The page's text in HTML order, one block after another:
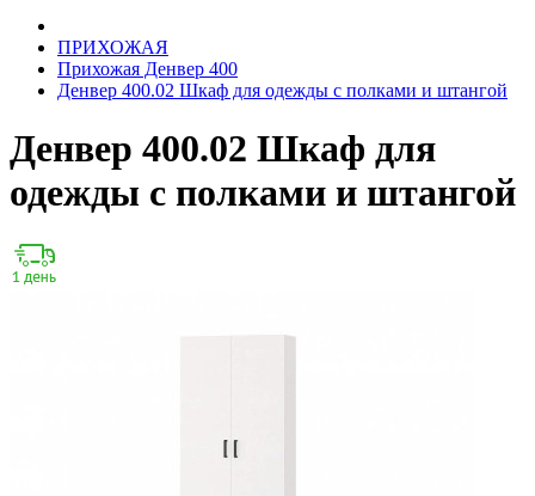
ПРИХОЖАЯ
Прихожая Денвер 400
Денвер 400.02 Шкаф для одежды с полками и штангой
Денвер 400.02 Шкаф для
одежды с полками и штангой